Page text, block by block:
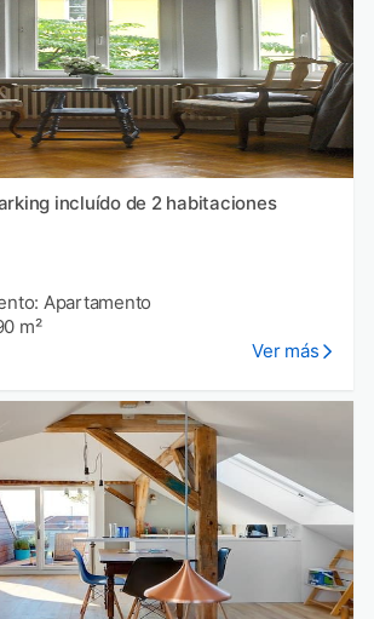
incluído de 2 habitaciones
Apartamento
m²
Ver más